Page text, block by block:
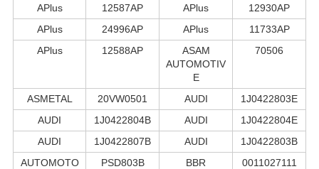
APlus 12587AP APlus
12930AP
APlus
24996AP APlus
11733AP
APlus
12588AP
ASAM
AUTOMOTIV
E
70506
ASMETAL 20VW0501 AUDI
1J0422803E
AUDI
1J0422804B AUDI
1J0422804E
AUDI
1J0422807B AUDI
1J0422803B
AUTOMOTO
PSD803B
BBR
0011027111